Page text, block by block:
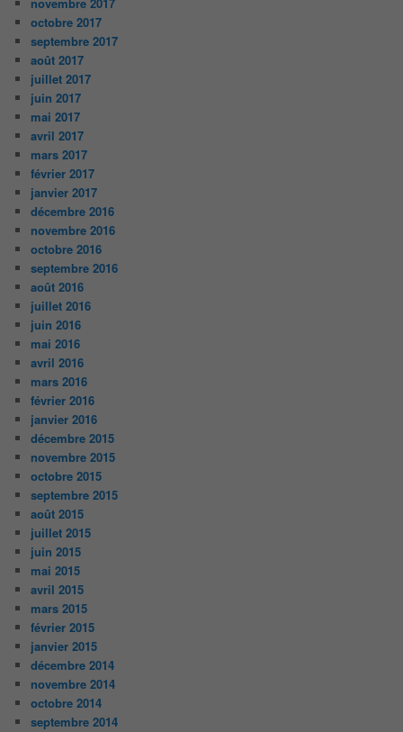
octobre 2017
septembre 2017
août 2017
juillet 2017
juin 2017
mai 2017
avril 2017
mars 2017
février 2017
janvier 2017
décembre 2016
novembre 2016
octobre 2016
septembre 2016
août 2016
juillet 2016
juin 2016
mai 2016
avril 2016
mars 2016
février 2016
janvier 2016
décembre 2015
novembre 2015
octobre 2015
septembre 2015
août 2015
juillet 2015
juin 2015
mai 2015
avril 2015
mars 2015
février 2015
janvier 2015
décembre 2014
novembre 2014
octobre 2014
septembre 2014